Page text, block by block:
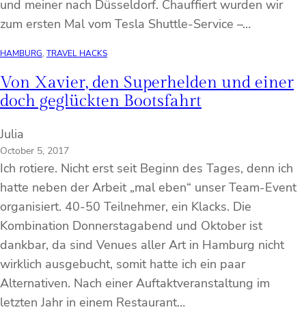
und meiner nach Düsseldorf. Chauffiert wurden wir
zum ersten Mal vom Tesla Shuttle-Service –…
HAMBURG, TRAVEL HACKS
Von Xavier, den Superhelden und einer
doch geglückten Bootsfahrt
Julia
October 5, 2017
Ich rotiere. Nicht erst seit Beginn des Tages, denn ich
hatte neben der Arbeit „mal eben“ unser Team-Event
organisiert. 40-50 Teilnehmer, ein Klacks. Die
Kombination Donnerstagabend und Oktober ist
dankbar, da sind Venues aller Art in Hamburg nicht
wirklich ausgebucht, somit hatte ich ein paar
Alternativen. Nach einer Auftaktveranstaltung im
letzten Jahr in einem Restaurant…